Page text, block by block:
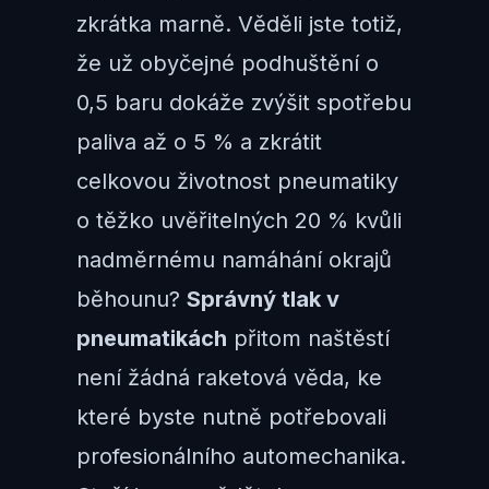
zkrátka marně. Věděli jste totiž,
že už obyčejné podhuštění o
0,5 baru dokáže zvýšit spotřebu
paliva až o 5 % a zkrátit
celkovou životnost pneumatiky
o těžko uvěřitelných 20 % kvůli
nadměrnému namáhání okrajů
běhounu? Správný tlak v
pneumatikách přitom naštěstí
není žádná raketová věda, ke
které byste nutně potřebovali
profesionálního automechanika.